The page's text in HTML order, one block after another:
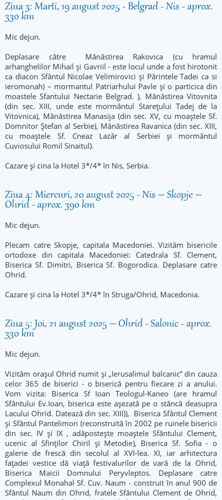
Ziua 3: Marti, 19 august 2025 - Belgrad - Nis - aprox.
330 km
Mic dejun.
Deplasare către Mănăstirea Rakovica (cu hramul
arhanghelilor Mihail și Gavriil - este locul unde a fost hirotonit
ca diacon Sfântul Nicolae Velimirovici și Părintele Tadei ca si
ieromonah) – mormantul Patriarhului Pavle și o particica din
moastele Sfantului Nectarie Belgrad. ), Mănăstirea Vitovnita
(din sec. XIII, unde este mormântul Stareţului Tadej de la
Vitovnica), Mănăstirea Manasija (din sec. XV, cu moaștele Sf.
Domnitor Ștefan al Serbie), Mănăstirea Ravanica (din sec. XIII,
cu moaștele Sf. Cneaz Lazăr al Serbiei și mormântul
Cuviosului Romil Sinaitul).
Cazare și cina la Hotel 3*/4* în Nis, Serbia.
Ziua 4: Miercuri, 20 august 2025 - Nis – Skopje –
Ohrid - aprox. 390 km
Mic dejun.
Plecam catre Skopje, capitala Macedoniei. Vizităm bisericile
ortodoxe din capitala Macedoniei: Catedrala Sf. Clement,
Biserica Sf. Dimitri, Biserica Sf. Bogorodica. Deplasare catre
Ohrid.
Cazare și cina la Hotel 3*/4* în Struga/Ohrid, Macedonia.
Ziua 5: Joi, 21 august 2025 – Ohrid - Salonic - aprox.
330 km
Mic dejun.
Vizităm orașul Ohrid numit și „Ierusalimul balcanic” din cauza
celor 365 de biserici - o biserică pentru fiecare zi a anului.
Vom vizita: Biserica Sf Ioan Teologul-Kaneo (are hramul
Sfântului Ev.Ioan, biserica este așezată pe o stâncă deasupra
Lacului Ohrid. Datează din sec. XIII)), Biserica Sfântul Clement
şi Sfântul Pantelimon (reconstruită în 2002 pe ruinele bisericii
din sec. IV şi IX , adăposteşte moaştele Sfântului Clement,
ucenic al Sfinților Chiril și Metodie), Biserica Sf. Sofia - o
galerie de frescă din secolul al XVI-lea. XI, iar arhitectura
fațadei vestice dă viață festivalurilor de vară de la Ohrid,
Biserica Maicii Domnului Peryvleptos. Deplasare catre
Complexul Monahal Sf. Cuv. Naum - construit în anul 900 de
Sfântul Naum din Ohrid, fratele Sfântului Clement de Ohrid,